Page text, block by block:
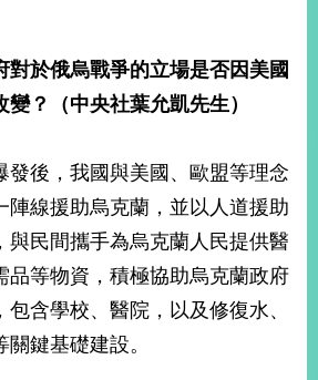
對於俄烏戰爭的立場是否因美國
？（中央社葉允凱先生）
發後，我國與美國、歐盟等理念
陣線援助烏克蘭，並以人道援助
與民間攜手為烏克蘭人民提供醫
品等物資，積極協助烏克蘭政府
含學校、醫院，以及修復水、
鍵基礎建設。